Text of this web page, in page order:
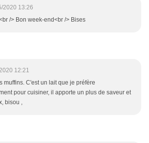
2020 13:26
/> Bon week-end<br /> Bises
12:21
muffins. C'est un lait que je préfère
pour cuisiner, il apporte un plus de saveur et
bisou ,